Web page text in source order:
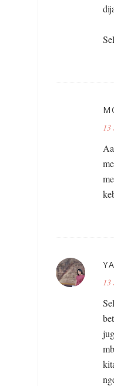
13
13